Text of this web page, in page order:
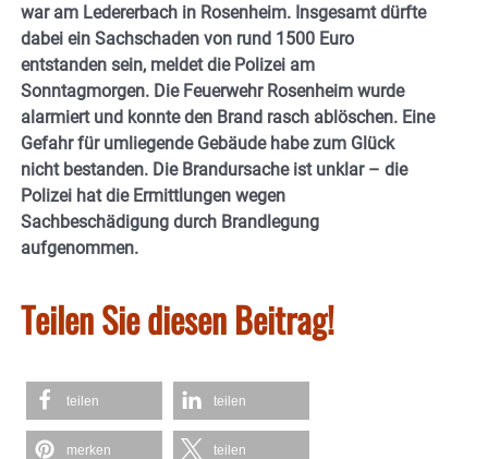
war am Ledererbach in Rosenheim. Insgesamt dürfte
dabei ein Sachschaden von rund 1500 Euro
entstanden sein, meldet die Polizei am
Sonntagmorgen. Die Feuerwehr Rosenheim wurde
alarmiert und konnte den Brand rasch ablöschen. Eine
Gefahr für umliegende Gebäude habe zum Glück
nicht bestanden. Die Brandursache ist unklar – die
Polizei hat die Ermittlungen wegen
Sachbeschädigung durch Brandlegung
aufgenommen.
Teilen Sie diesen Beitrag!
teilen teilen
merken teilen